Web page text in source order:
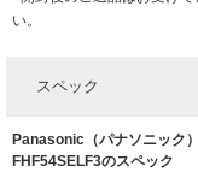
い。
スペック
Panasonic（パナソニッ
FHF54SELF3のスペック